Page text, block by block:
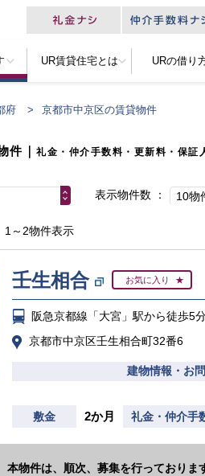
UR賃貸住宅とは URの借り
府 京都市中京区の賃貸物件
件 ｜礼金・仲介手数料・更新料・保証
表示物件数 10物
1～2物件表示
壬生相合 お気に入り
阪急京都線「大宮」駅から徒歩5
京都市中京区壬生相合町32番6
建物情報・お
敷金 2か月 礼金・仲介手
本物件は、順次、募集を行っておりま